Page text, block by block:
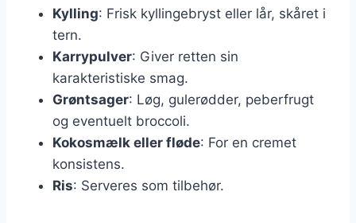
Kylling: Frisk kyllingebryst eller lår, skåret i
tern.
Karrypulver: Giver retten sin
karakteristiske smag.
Grøntsager: Løg, gulerødder, peberfrugt
og eventuelt broccoli.
Kokosmælk eller fløde: For en cremet
konsistens.
Ris: Serveres som tilbehør.